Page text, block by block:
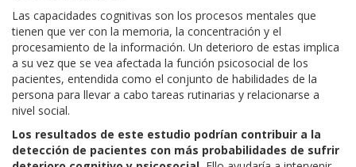
Las capacidades cognitivas son los procesos mentales que
tienen que ver con la memoria, la concentración y el
procesamiento de la información. Un deterioro de estas implica
a su vez que se vea afectada la función psicosocial de los
pacientes, entendida como el conjunto de habilidades de la
persona para llevar a cabo tareas rutinarias y relacionarse a
nivel social.
Los resultados de este estudio podrían contribuir a la
detección de pacientes con más probabilidades de sufrir